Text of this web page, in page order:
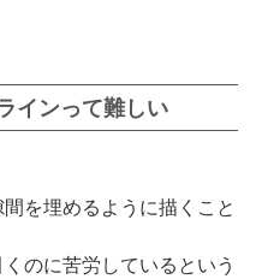
インって難しい
を埋めるように描くこと
のに苦労しているという